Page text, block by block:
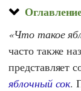
Что такое
часто также
представляет
яблочный сок.